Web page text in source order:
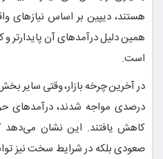
هستند، دیپین بر اساس نیازهای
همین دلیل درآمدهای آن پایدارتر و
است.
صعودی بلکه در شرایط سخت نیز